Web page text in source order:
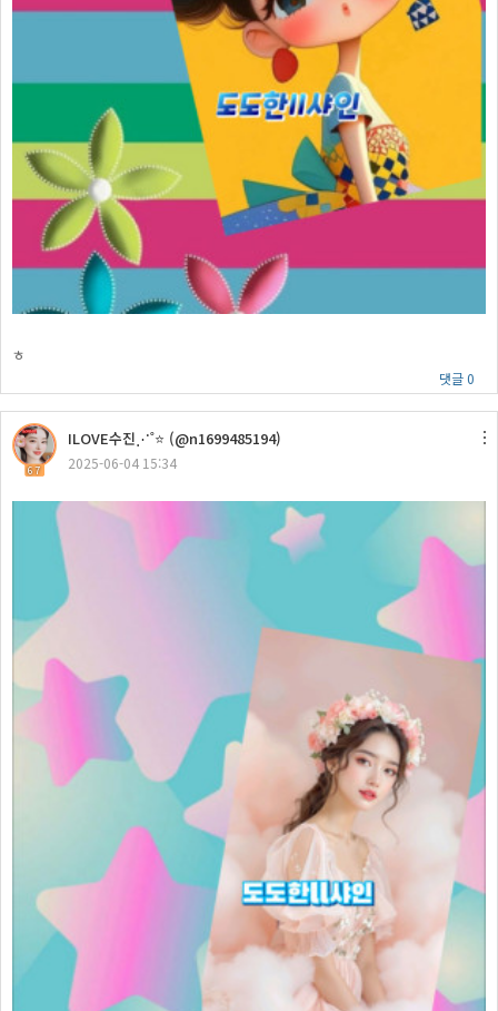
ㅎ
댓글 0
67
ILOVE수진⋰˚⭐ (@n1699485194)
2025-06-04 15:34